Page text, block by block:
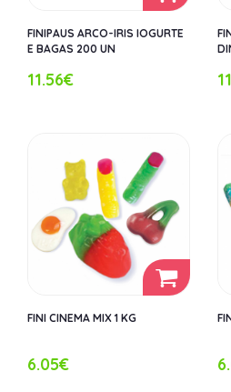
FINIPAUS ARCO-IRIS IOGURTE
E BAGAS 200 UN
11.56€
FINI CINEMA MIX 1 KG
6.05€